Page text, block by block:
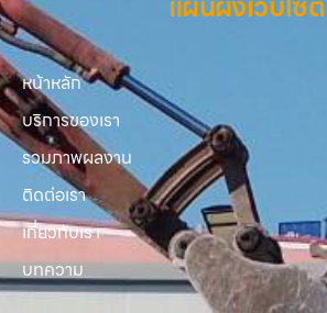
หน้าหลัก
บริการของเรา
รวมภาพผลงาน
ติดต่อเรา
เกี่ยวกับเรา
บทความ